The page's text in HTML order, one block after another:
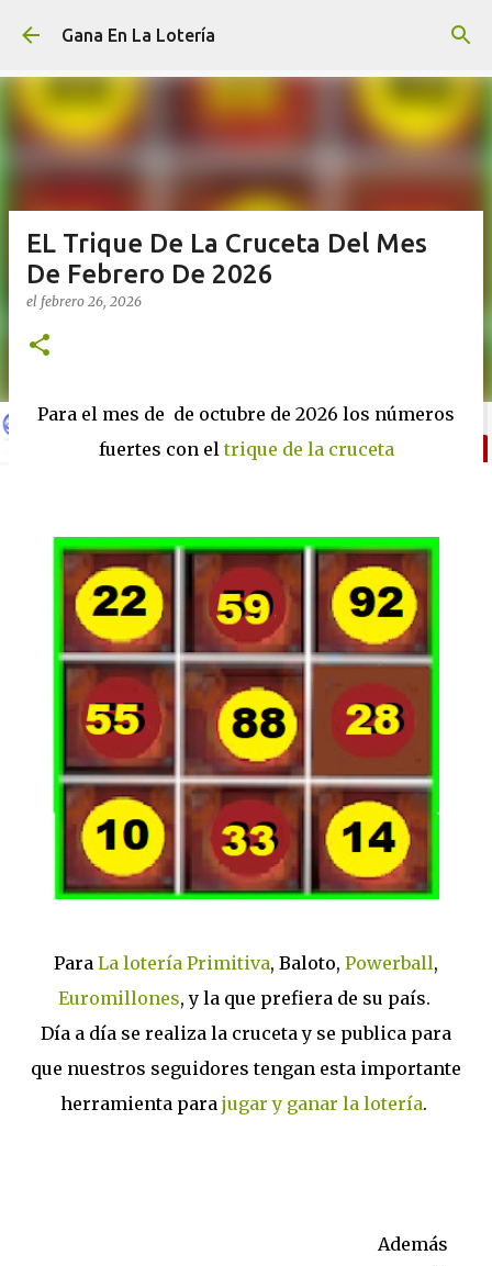
Ir al contenido principal
Gana En La Lotería
EL Trique De La Cruceta Del Mes
De Febrero De 2026
el febrero 26, 2026
Para el mes de de octubre de 2026 los números
fuertes con eltrique de la cruceta
Para La lotería Primitiva, Baloto, Powerball,
Euromillones, y la que prefiera de su país.
Día a día se realiza la cruceta y se publica para
que nuestros seguidores tengan esta importante
herramienta para jugar y ganar la lotería.
Además